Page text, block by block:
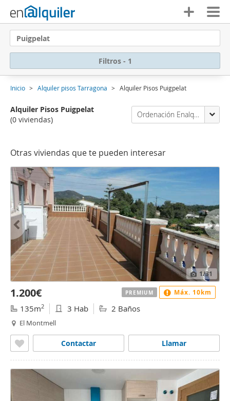
Puigpelat
Filtros - 1
Inicio Alquiler pisos Tarragona Alquiler Pisos Puigpelat
Alquiler Pisos Puigpelat
(0 viviendas)
Ordenación Enalquiler
Otras viviendas que te pueden interesar
1/31
1.200€
135m2 3 Hab 2 Baños
El Montmell
Llamar
Contactar
PREMIUM Máx. 10km